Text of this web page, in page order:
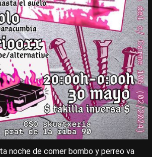
noche de comer bombo y perreo va